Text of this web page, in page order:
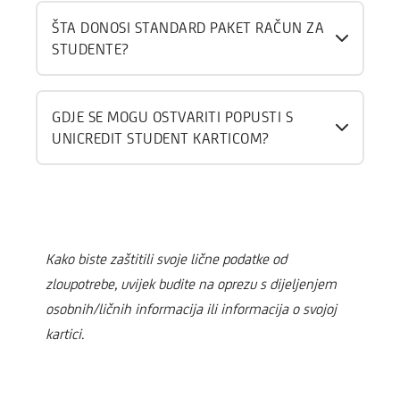
ŠTA DONOSI STANDARD PAKET RAČUN ZA
STUDENTE?
GDJE SE MOGU OSTVARITI POPUSTI S
UNICREDIT STUDENT KARTICOM?
Kako biste zaštitili svoje lične podatke od
zloupotrebe, uvijek budite na oprezu s dijeljenjem
osobnih/ličnih informacija ili informacija o svojoj
kartici.